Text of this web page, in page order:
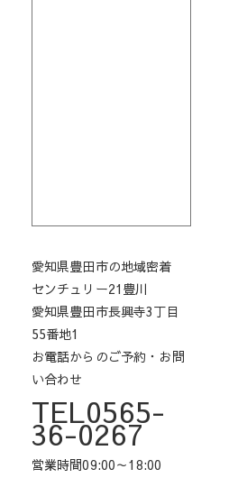
愛知県豊田市の地域密着
センチュリー21豊川
愛知県豊田市長興寺3丁目
55番地1
お電話からのご予約・お問
い合わせ
TEL0565-
36-0267
営業時間09:00～18:00